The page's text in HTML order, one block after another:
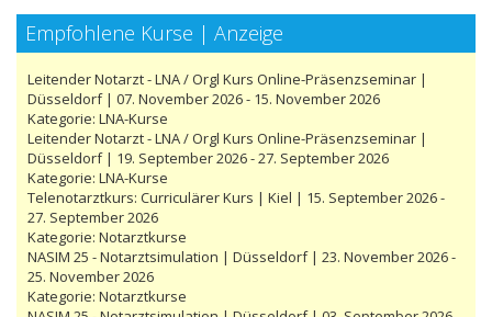
Empfohlene Kurse | Anzeige
Leitender Notarzt - LNA / Orgl Kurs Online-Präsenzseminar |
Düsseldorf | 07. November 2026 - 15. November 2026
Kategorie: LNA-Kurse
Leitender Notarzt - LNA / Orgl Kurs Online-Präsenzseminar |
Düsseldorf | 19. September 2026 - 27. September 2026
Kategorie: LNA-Kurse
Telenotarztkurs: Curriculärer Kurs | Kiel | 15. September 2026 -
27. September 2026
Kategorie: Notarztkurse
NASIM 25 - Notarztsimulation | Düsseldorf | 23. November 2026 -
25. November 2026
Kategorie: Notarztkurse